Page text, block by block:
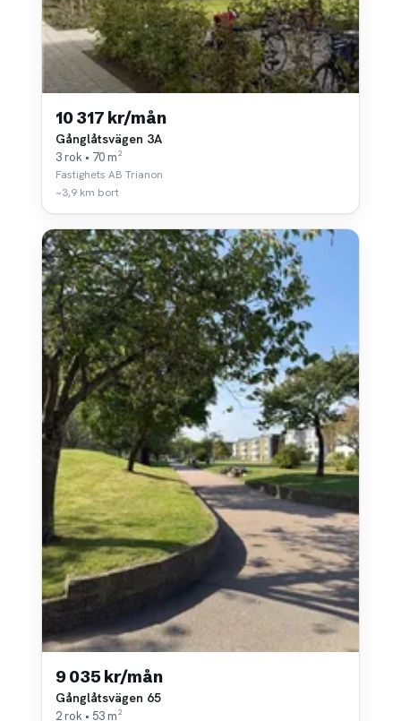
10 317 kr/mån
Gånglåtsvägen 3A
3 rok • 70 m²
Fastighets AB Trianon
~3,9 km bort
9 035 kr/mån
Gånglåtsvägen 65
2 rok • 53 m²